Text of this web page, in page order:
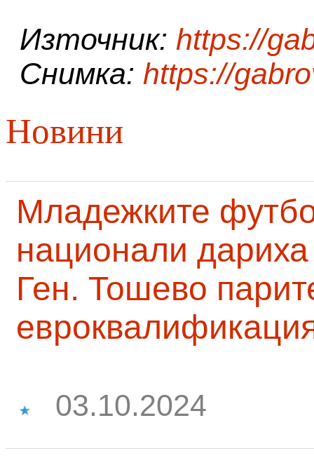
Източник: https://
Снимка: https://
Новини
Младежките
национали
Ген. Тошево
03.10.2024